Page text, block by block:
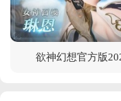
欲神幻想官方版